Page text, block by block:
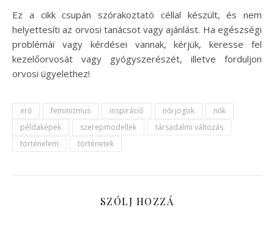
Ez a cikk csupán szórakoztató céllal készült, és nem
helyettesíti az orvosi tanácsot vagy ajánlást. Ha egészségi
problémái vagy kérdései vannak, kérjük, keresse fel
kezelőorvosát vagy gyógyszerészét, illetve forduljon
orvosi ügyelethez!
erő feminizmus inspiráció női jogok
nők
példaképek
szerepmodellek
társadalmi változás
történelem
történetek
SZÓLJ HOZZÁ